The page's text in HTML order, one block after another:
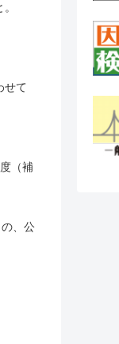
せて
（補
、公